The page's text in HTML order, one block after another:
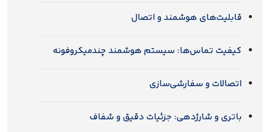
قابلیت‌های هوشمند و اتصال
کیفیت تماس‌ها: سیستم هوشمند چندمیکروفونه
اتصالات و سفارشی‌سازی
باتری و شارژدهی: جزئیات دقیق و شفاف